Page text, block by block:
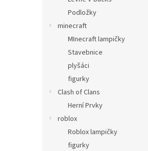
Podložky
minecraft
MInecraft lampičky
Stavebnice
plyšáci
figurky
Clash of Clans
Herní Prvky
roblox
Roblox lampičky
figurky